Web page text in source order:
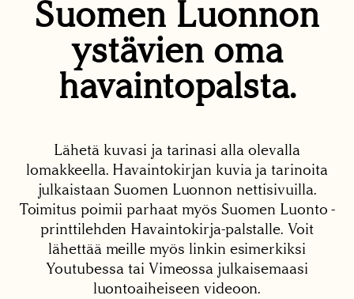
Suomen Luonnon
ystävien oma
havaintopalsta.
Lähetä kuvasi ja tarinasi alla olevalla
lomakkeella. Havaintokirjan kuvia ja tarinoita
julkaistaan Suomen Luonnon nettisivuilla.
Toimitus poimii parhaat myös Suomen Luonto -
printtilehden Havaintokirja-palstalle. Voit
lähettää meille myös linkin esimerkiksi
Youtubessa tai Vimeossa julkaisemaasi
luontoaiheiseen videoon.